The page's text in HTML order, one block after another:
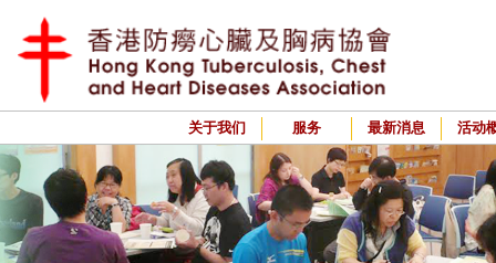
关于我们 服务 最新消息 活动